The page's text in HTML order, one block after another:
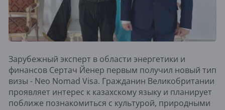
Зарубежный эксперт в области энергетики и
финансов Сертач Йенер первым получил новый тип
визы - Neo Nomad Visa. Гражданин Великобритании
проявляет интерес к казахскому языку и планирует
поближе познакомиться с культурой, природными